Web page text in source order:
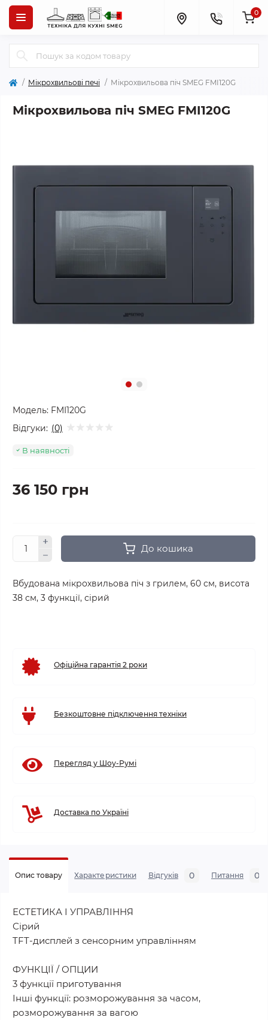
0
Мікрохвильові печі Мікрохвильова піч SMEG FMI120G
Мікрохвильова піч SMEG FMI120G
Модель: FMI120G
Відгуки: (0)
В наявності
36 150 грн
До кошика
Вбудована мікрохвильова піч з грилем, 60 см, висота
38 см, 3 функції, сірий
Офіційна гарантія 2 роки
Безкоштовне підключення техніки
Перегляд у Шоу-Румі
Доставка по Україні
Опис товару Характеристики Відгуків 0 Питання 0
ЕСТЕТИКА І УПРАВЛІННЯ
Сірий
TFT-дисплей з сенсорним управлінням
ФУНКЦІЇ / ОПЦИИ
3 функції приготування
Інші функції: розморожування за часом,
розморожування за вагою